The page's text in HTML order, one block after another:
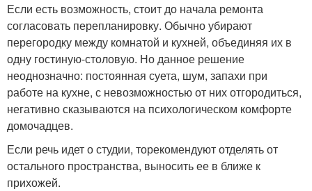
Если есть возможность, стоит до начала ремонта
согласовать перепланировку. Обычно убирают
перегородку между комнатой и кухней, объединяя их в
одну гостиную-столовую. Но данное решение
неоднозначно: постоянная суета, шум, запахи при
работе на кухне, с невозможностью от них отгородиться,
негативно сказываются на психологическом комфорте
домочадцев.
Если речь идет о студии, торекомендуют отделять от
остального пространства, выносить ее в ближе к
прихожей.